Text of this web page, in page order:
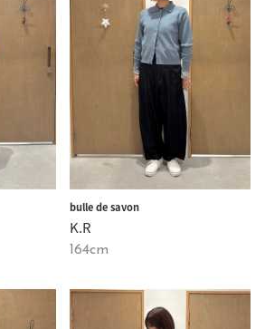
bulle de savon
K.R
164cm